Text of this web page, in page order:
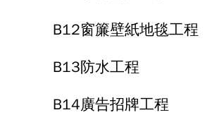
B12窗簾壁紙地毯工程
B13防水工程
B14廣告招牌工程